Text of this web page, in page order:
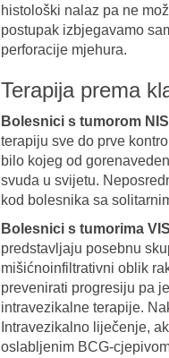
histološki nalaz pa ne
postupak izbjegavamo
perforacije mjehura.
Terapija prema
Bolesnici s tumorom
terapiju sve do prve
bilo kojeg od
svuda u svijetu.
kod bolesnika sa
Bolesnici s tumorima
predstavljaju posebnu
mišićnoinfiltrativni oblik
prevenirati progresiju pa
intravezikalne terapije.
Intravezikalno liječenje,
oslabljenim BCG-